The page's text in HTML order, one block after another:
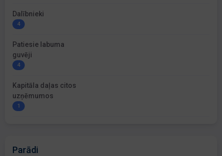
Dalībnieki
4
Patiesie labuma
guvēji
4
Kapitāla daļas citos
uzņēmumos
1
Parādi